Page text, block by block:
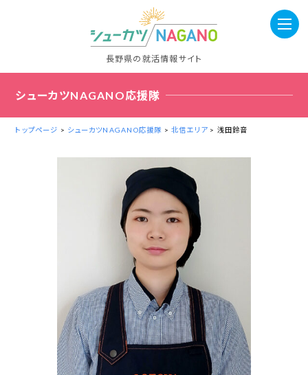
長野県の就活情報サイト
シューカツNAGANO応援隊
トップページ > シューカツNAGANO応援隊 >北信エリア > 浅田鈴音